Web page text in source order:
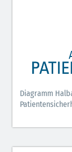
Diagramm